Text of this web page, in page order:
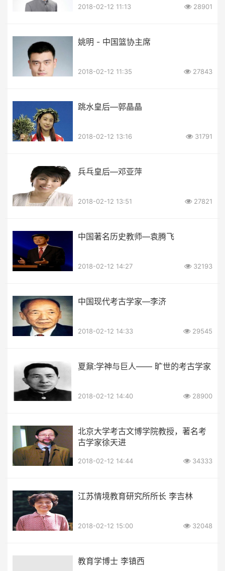
2018-02-12 11:13 28901
姚明 - 中国篮协主席
2018-02-12 11:35 27843
跳水皇后—郭晶晶
2018-02-12 13:16 31791
兵乓皇后—邓亚萍
2018-02-12 13:51 27821
中国著名历史教师—袁腾飞
2018-02-12 14:27 32193
中国现代考古学家—李济
2018-02-12 14:33 29545
夏鼐:学神与巨人—— 旷世的考古学家
2018-02-12 14:40 28900
北京大学考古文博学院教授，著名考
古学家徐天进
2018-02-12 14:44 34333
江苏情境教育研究所所长 李吉林
2018-02-12 15:00 32048
教育学博士 李镇西